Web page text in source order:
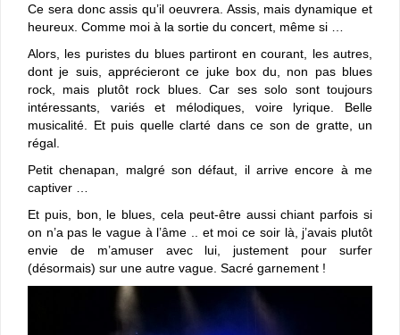
Ce sera donc assis qu’il oeuvrera. Assis, mais dynamique et
heureux. Comme moi à la sortie du concert, même si …
Alors, les puristes du blues partiront en courant, les autres,
dont je suis, apprécieront ce juke box du, non pas blues
rock, mais plutôt rock blues. Car ses solo sont toujours
intéressants, variés et mélodiques, voire lyrique. Belle
musicalité. Et puis quelle clarté dans ce son de gratte, un
régal.
Petit chenapan, malgré son défaut, il arrive encore à me
captiver …
Et puis, bon, le blues, cela peut-être aussi chiant parfois si
on n’a pas le vague à l’âme .. et moi ce soir là, j’avais plutôt
envie de m’amuser avec lui, justement pour surfer
(désormais) sur une autre vague. Sacré garnement !